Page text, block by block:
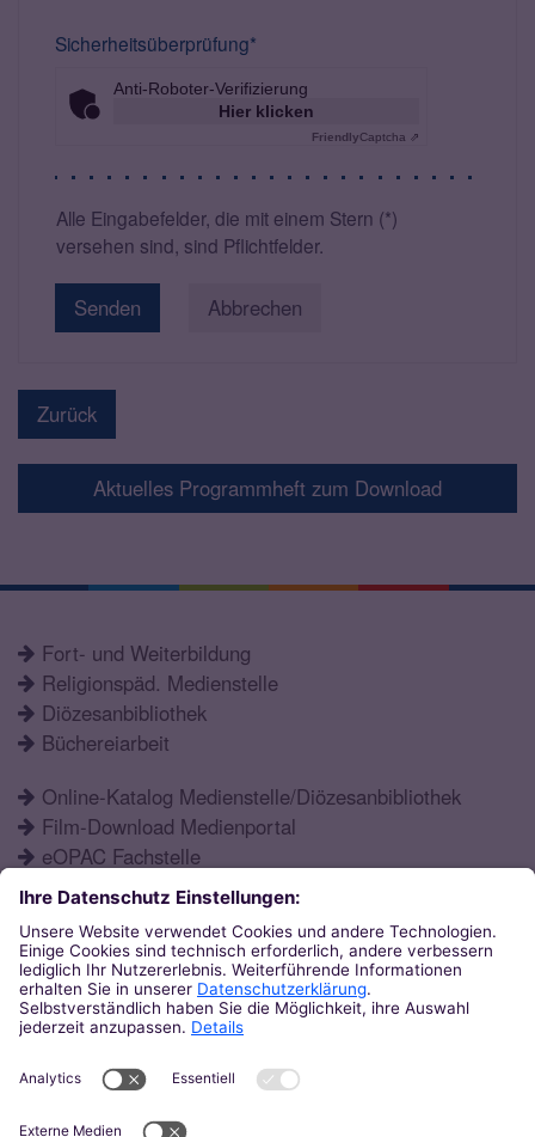
Sicherheitsüberprüfung*
Anti-Roboter-Verifizierung
Hier klicken
FriendlyCaptcha ⇗
Alle Eingabefelder, die mit einem Stern (*)
versehen sind, sind Pflichtfelder.
Abbrechen
Zurück
Aktuelles Programmheft zum Download
Fort- und Weiterbildung
Religionspäd. Medienstelle
Diözesanbibliothek
Büchereiarbeit
Online-Katalog Medienstelle/Diözesanbibliothek
Film-Download Medienportal
eOPAC Fachstelle
Fortbildungsprogramm
Schulformen
Öffnungszeiten
Aktuelles